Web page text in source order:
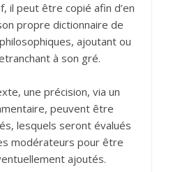
il peut être copié afin d’en
propre dictionnaire de
ajoutant ou
à son gré.
une précision, via un
peuvent être
lesquels seront évalués
modérateurs pour être
ajoutés.